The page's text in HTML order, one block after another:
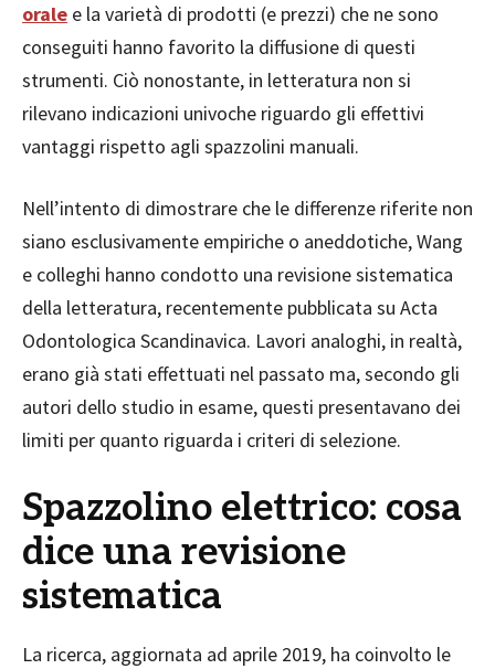
orale e la varietà di prodotti (e prezzi) che ne sono
conseguiti hanno favorito la diffusione di questi
strumenti. Ciò nonostante, in letteratura non si
rilevano indicazioni univoche riguardo gli effettivi
vantaggi rispetto agli spazzolini manuali.
Nell’intento di dimostrare che le differenze riferite non
siano esclusivamente empiriche o aneddotiche, Wang
e colleghi hanno condotto una revisione sistematica
della letteratura, recentemente pubblicata su Acta
Odontologica Scandinavica. Lavori analoghi, in realtà,
erano già stati effettuati nel passato ma, secondo gli
autori dello studio in esame, questi presentavano dei
limiti per quanto riguarda i criteri di selezione.
Spazzolino elettrico: cosa
dice una revisione
sistematica
La ricerca, aggiornata ad aprile 2019, ha coinvolto le